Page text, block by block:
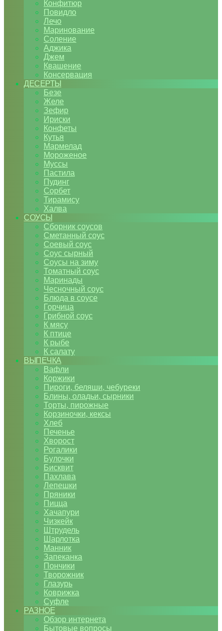
Конфитюр
Повидло
Лечо
Маринование
Соление
Аджика
Джем
Квашение
Консервация
ДЕСЕРТЫ
Безе
Желе
Зефир
Ириски
Конфеты
Кутья
Мармелад
Мороженое
Муссы
Пастила
Пудинг
Сорбет
Тирамису
Халва
СОУСЫ
Сборник соусов
Сметанный соус
Соевый соус
Соус сырный
Соусы на зиму
Томатный соус
Маринады
Чесночный соус
Блюда в соусе
Горчица
Грибной соус
К мясу
К птице
К рыбе
К салату
ВЫПЕЧКА
Вафли
Коржики
Пироги, беляши, чебуреки
Блины, оладьи, сырники
Торты, пирожные
Корзиночки, кексы
Хлеб
Печенье
Хворост
Рогалики
Булочки
Бисквит
Пахлава
Лепешки
Пряники
Пицца
Хачапури
Чизкейк
Штрудель
Шарлотка
Манник
Запеканка
Пончики
Творожник
Глазурь
Коврижка
Суфле
РАЗНОЕ
Обзор интернета
Бытовые вопросы